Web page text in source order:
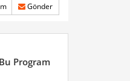
Gönder
Program